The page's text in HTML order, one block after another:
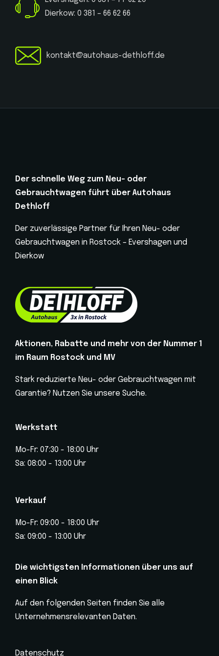
Dierkow: 0 381 – 66 62 66
kontakt@autohaus-dethloff.de
Der schnelle Weg zum Neu- oder
Gebrauchtwagen führt über Autohaus
Dethloff
Der zuverlässige Partner für Ihren Neu- oder
Gebrauchtwagen in Rostock – Evershagen und
Dierkow
Aktionen, Rabatte und mehr von der Nummer 1
im Raum Rostock und MV
Stark reduzierte Neu- oder Gebrauchtwagen mit
Garantie? Nutzen Sie unsere Suche.
Werkstatt
Mo-Fr: 07:30 - 18:00 Uhr
Sa: 08:00 - 13:00 Uhr
Verkauf
Mo-Fr: 09:00 - 18:00 Uhr
Sa: 09:00 - 13:00 Uhr
Die wichtigsten Informationen über uns auf
einen Blick
Auf den folgenden Seiten finden Sie alle
Unternehmensrelevanten Daten.
Datenschutz